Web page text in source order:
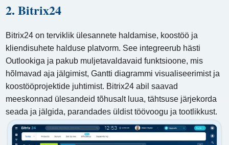
2. Bitrix24
Bitrix24 on terviklik ülesannete haldamise, koostöö ja
kliendisuhete halduse platvorm. See integreerub hästi
Outlookiga ja pakub muljetavaldavaid funktsioone, mis
hõlmavad aja jälgimist, Gantti diagrammi visualiseerimist ja
koostööprojektide juhtimist. Bitrix24 abil saavad
meeskonnad ülesandeid tõhusalt luua, tähtsuse järjekorda
seada ja jälgida, parandades üldist töövoogu ja tootlikkust.